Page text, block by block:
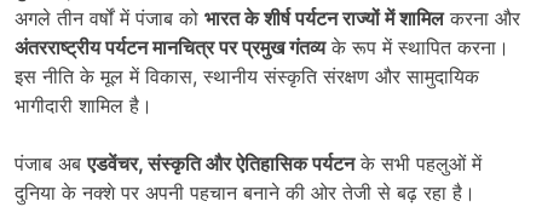
अगले तीन वर्षों में पंजाब को भारत के शीर्ष पर्यटन राज्यों में शामिलकरना और
अंतरराष्ट्रीय पर्यटन मानचित्र पर प्रमुख गंतव्यके रूप में स्थापित करना।
इस नीति के मूल में विकास, स्थानीय संस्कृति संरक्षण और सामुदायिक
भागीदारी शामिल है।
पंजाब अबएडवेंचर,संस्कृति और ऐतिहासिक पर्यटनके सभी पहलुओं में
दुनिया के नक्शे पर अपनी पहचान बनाने की ओर तेजी से बढ़ रहा है।